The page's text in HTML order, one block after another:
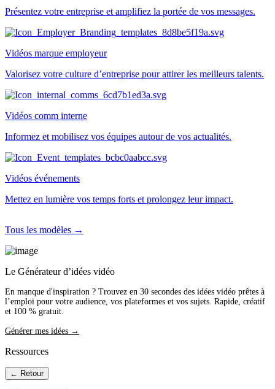
Présentez votre entreprise et amplifiez la portée de vos messages.
Vidéos marque employeur
Valorisez votre culture d’entreprise pour attirer les meilleurs talents.
Vidéos comm interne
Informez et mobilisez vos équipes autour de vos actualités.
Vidéos événements
Mettez en lumière vos temps forts et prolongez leur impact.
Tous les modèles →
Le Générateur d’idées vidéo
En manque d'inspiration ? Trouvez en 30 secondes des idées vidéo prêtes à
l’emploi pour votre audience, vos plateformes et vos sujets. Rapide, créatif
et 100 % gratuit.
Générer mes idées →
Ressources
← Retour